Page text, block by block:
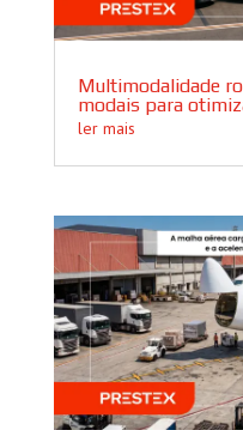
Multimodalidade
modais para
ler mais